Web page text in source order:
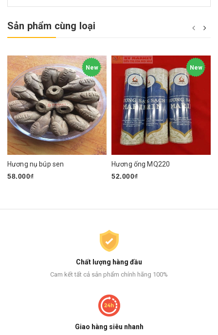
Sản phẩm cùng loại
New
Hương nụ búp sen
58.000₫
New
Hương ống MQ220
52.000₫
Chất lượng hàng đầu
Cam kết tất cả sản phẩm chính hãng 100%
Giao hàng siêu nhanh